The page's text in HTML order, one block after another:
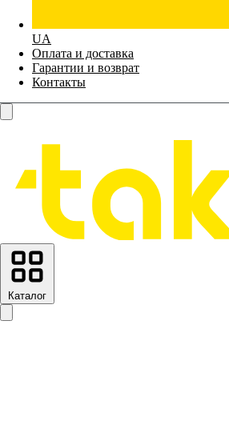
UA
Оплата и доставка
Гарантии и возврат
Контакты
Каталог